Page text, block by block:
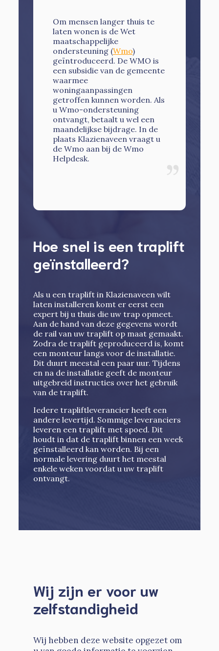
Om mensen langer thuis te
laten wonen is de Wet
maatschappelijke
ondersteuning (Wmo)
geïntroduceerd. De WMO is
een subsidie van de gemeente
waarmee
woningaanpassingen
getroffen kunnen worden. Als
u Wmo-ondersteuning
ontvangt, betaalt u wel een
maandelijkse bijdrage. In de
plaats Klazienaveen vraagt u
de Wmo aan bij de Wmo
Helpdesk.
Hoe snel is een traplift
geïnstalleerd?
Als u een traplift in Klazienaveen wilt
laten installeren komt er eerst een
expert bij u thuis die uw trap opmeet.
Aan de hand van deze gegevens wordt
de rail van uw traplift op maat gemaakt.
Zodra de traplift geproduceerd is, komt
een monteur langs voor de installatie.
Dit duurt meestal een paar uur. Tijdens
en na de installatie geeft de monteur
uitgebreid instructies over het gebruik
van de traplift.
Iedere trapliftleverancier heeft een
andere levertijd. Sommige leveranciers
leveren een traplift met spoed. Dit
houdt in dat de traplift binnen een week
geïnstalleerd kan worden. Bij een
normale levering duurt het meestal
enkele weken voordat u uw traplift
ontvangt.
Wij zijn er voor uw
zelfstandigheid
Wij hebben deze website opgezet om